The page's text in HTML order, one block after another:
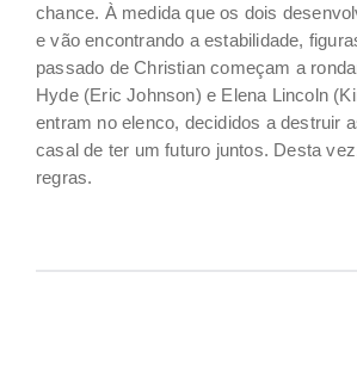
chance. À medida que os dois
e vão encontrando a estabilidade,
passado de Christian começam a
Hyde (Eric Johnson) e Elena Lincoln
entram no elenco, decididos a destruir
casal de ter um futuro juntos. Desta
regras.